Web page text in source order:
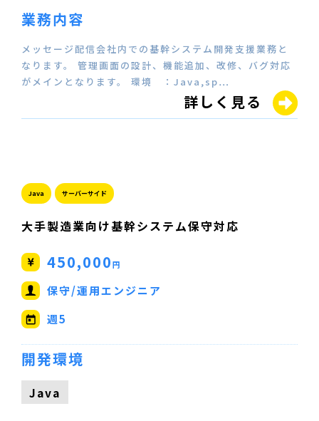
業務内容
メッセージ配信会社内での基幹システム開発支援業務と
なります。 管理画面の設計、機能追加、改修、バグ対応
がメインとなります。 環境 ：Java,sp…
詳しく見る
Java サーバーサイド
大手製造業向け基幹システム保守対応
450,000円
保守/運用エンジニア
週5
開発環境
Java